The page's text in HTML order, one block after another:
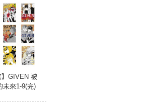
】GIVEN 被
未來1-9(完)